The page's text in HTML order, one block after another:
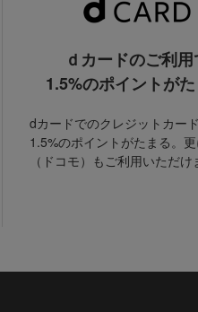
ｄカードのご利用
1.5%のポイントが
dカードでのクレジットカー
1.5%のポイントがたまる。
（ドコモ）もご利用いただけ